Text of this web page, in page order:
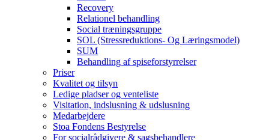
Recovery
Relationel behandling
Social træningsgruppe
SOL (Stressreduktions- Og Læringsmodel)
SUM
Behandling af spiseforstyrrelser
Priser
Kvalitet og tilsyn
Ledige pladser og venteliste
Visitation, indslusning & udslusning
Medarbejdere
Stoa Fondens Bestyrelse
For socialrådgivere & sagsbehandlere